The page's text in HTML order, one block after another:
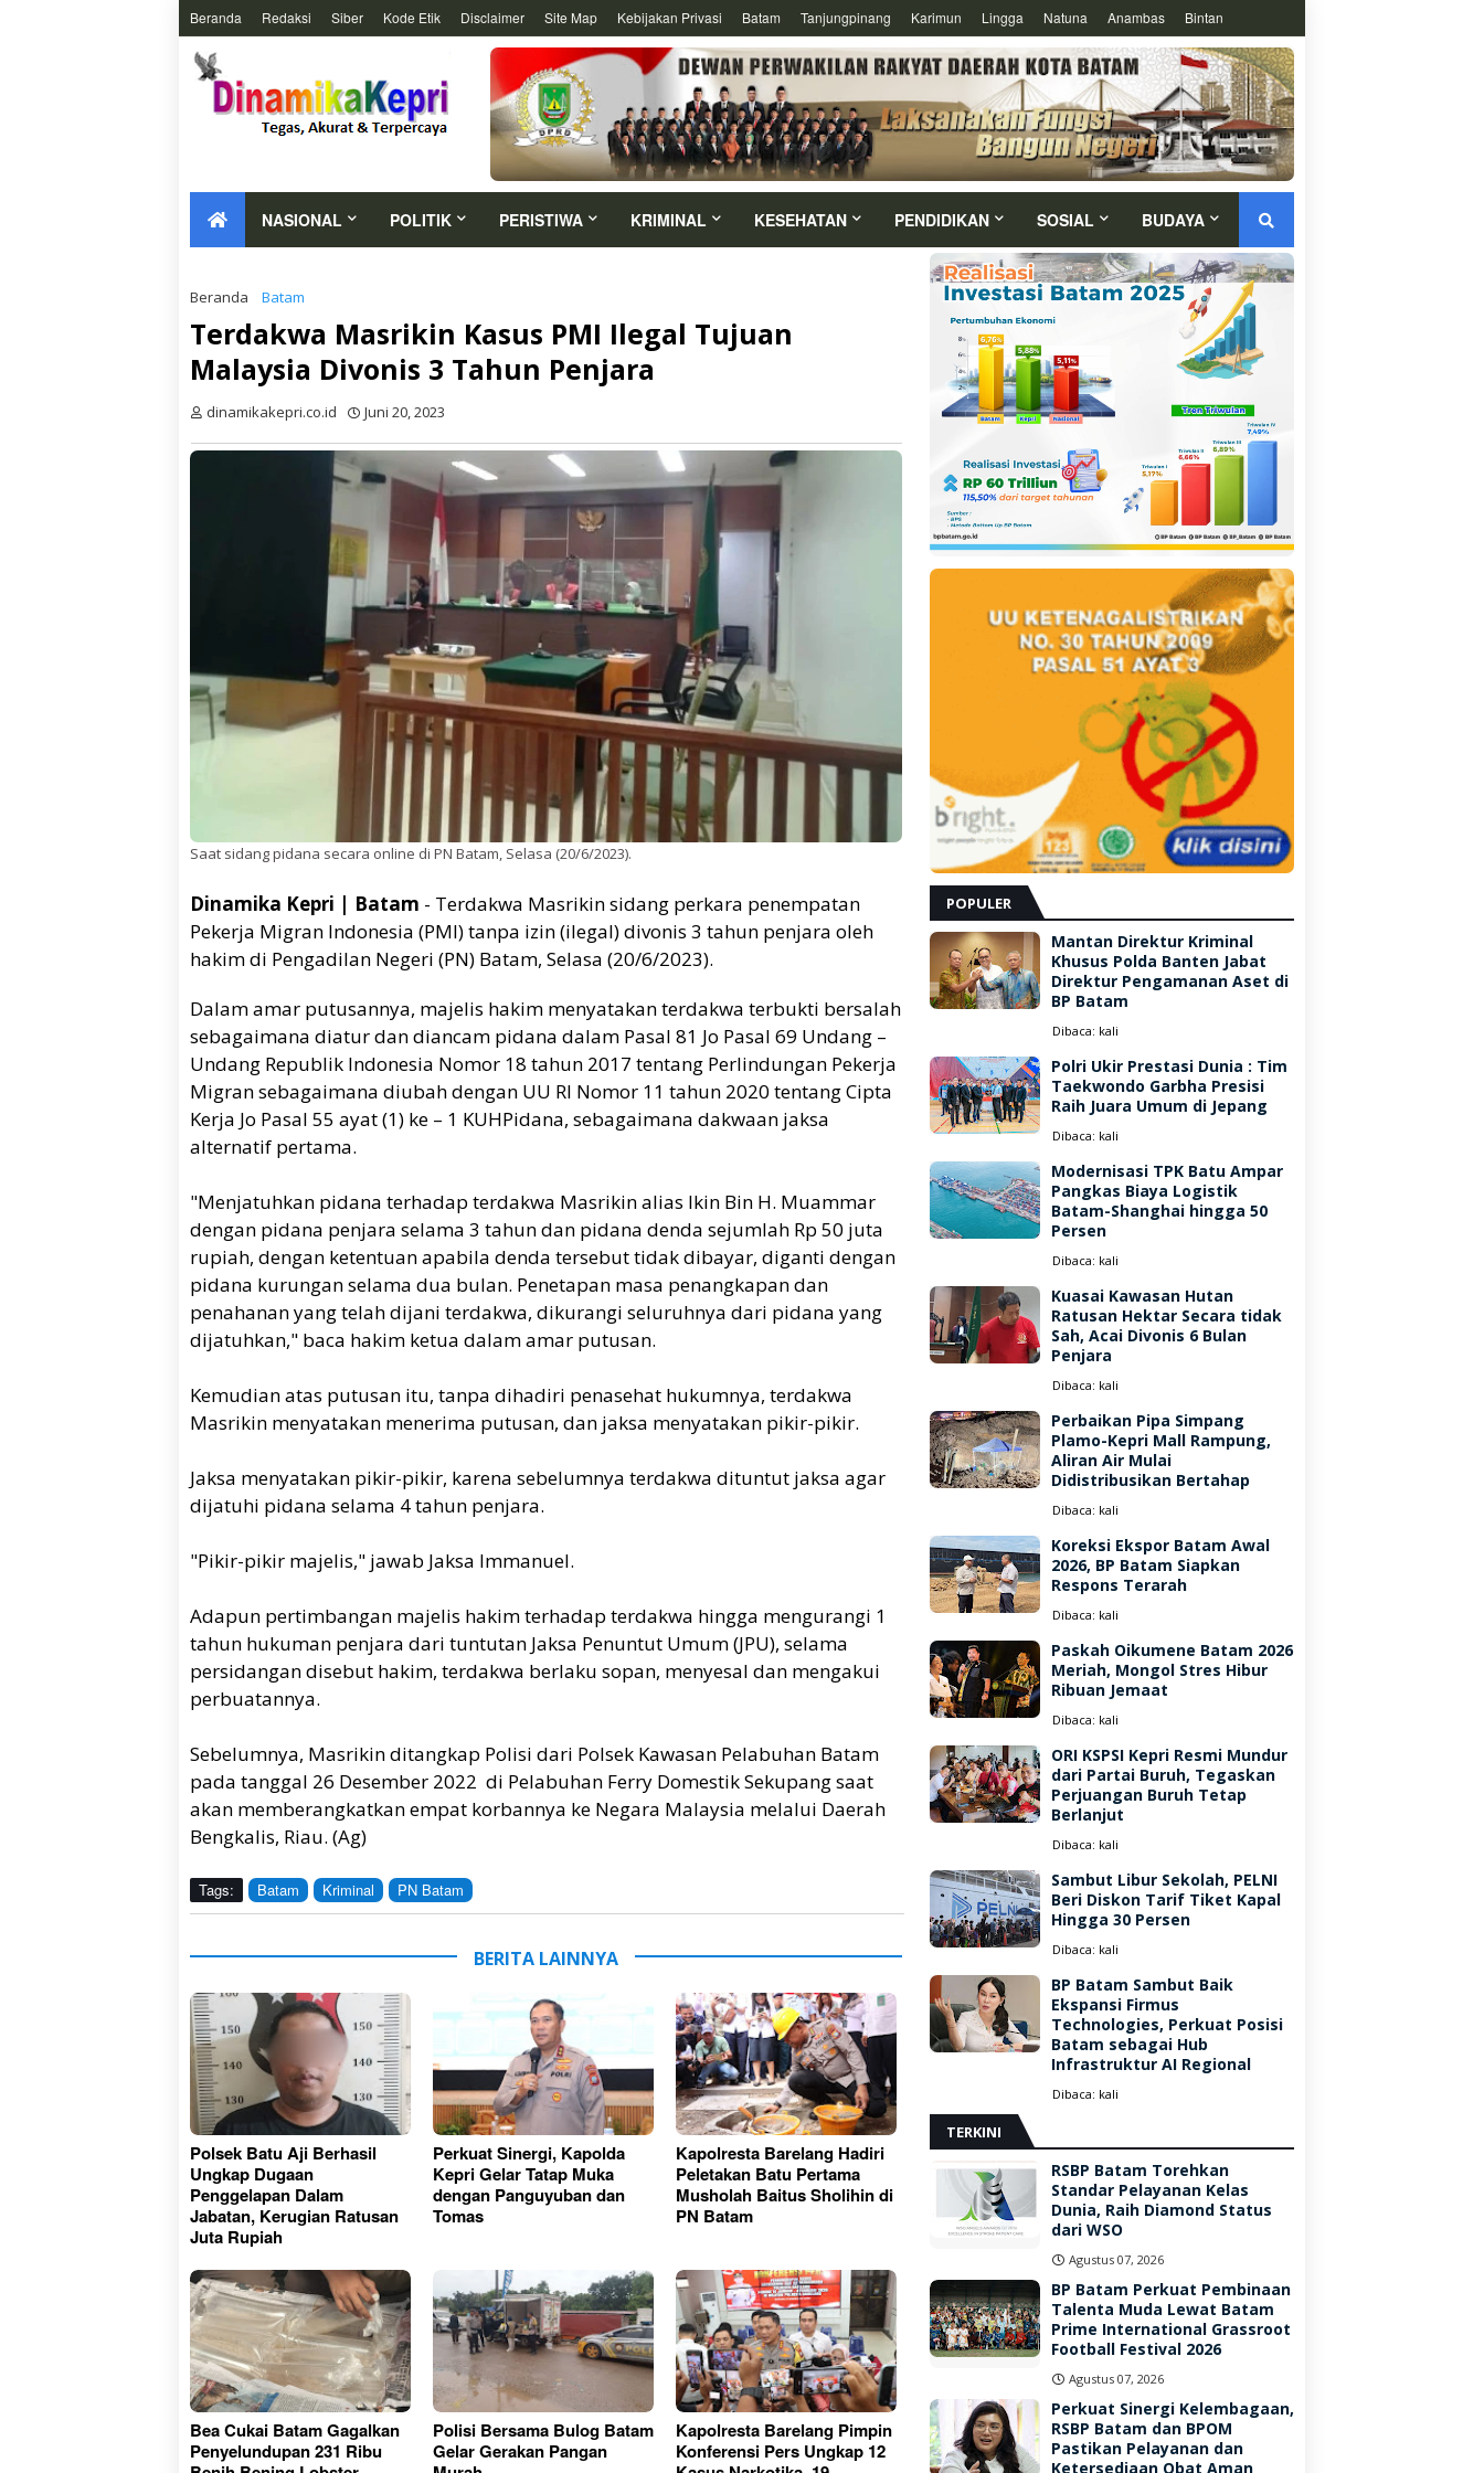
Beranda Redaksi Siber Kode Etik Disclaimer Site Map Kebijakan Privasi Batam Tanjungpinang Karimun Lingga Natuna Anambas Bintan
NASIONAL POLITIK PERISTIWA KRIMINAL KESEHATAN PENDIDIKAN SOSIAL BUDAYA
Beranda Batam
Terdakwa Masrikin Kasus PMI Ilegal Tujuan
Malaysia Divonis 3 Tahun Penjara
dinamikakepri.co.id Juni 20, 2023
Saat sidang pidana secara online di PN Batam, Selasa (20/6/2023).
Dinamika Kepri | Batam - Terdakwa Masrikin sidang perkara penempatan
Pekerja Migran Indonesia (PMI) tanpa izin (ilegal) divonis 3 tahun penjara oleh
hakim di Pengadilan Negeri (PN) Batam, Selasa (20/6/2023).
Dalam amar putusannya, majelis hakim menyatakan terdakwa terbukti bersalah
sebagaimana diatur dan diancam pidana dalam Pasal 81 Jo Pasal 69 Undang –
Undang Republik Indonesia Nomor 18 tahun 2017 tentang Perlindungan Pekerja
Migran sebagaimana diubah dengan UU RI Nomor 11 tahun 2020 tentang Cipta
Kerja Jo Pasal 55 ayat (1) ke – 1 KUHPidana, sebagaimana dakwaan jaksa
alternatif pertama.
"Menjatuhkan pidana terhadap terdakwa Masrikin alias Ikin Bin H. Muammar
dengan pidana penjara selama 3 tahun dan pidana denda sejumlah Rp 50 juta
rupiah, dengan ketentuan apabila denda tersebut tidak dibayar, diganti dengan
pidana kurungan selama dua bulan. Penetapan masa penangkapan dan
penahanan yang telah dijani terdakwa, dikurangi seluruhnya dari pidana yang
dijatuhkan," baca hakim ketua dalam amar putusan.
Kemudian atas putusan itu, tanpa dihadiri penasehat hukumnya, terdakwa
Masrikin menyatakan menerima putusan, dan jaksa menyatakan pikir-pikir.
Jaksa menyatakan pikir-pikir, karena sebelumnya terdakwa dituntut jaksa agar
dijatuhi pidana selama 4 tahun penjara.
"Pikir-pikir majelis," jawab Jaksa Immanuel.
Adapun pertimbangan majelis hakim terhadap terdakwa hingga mengurangi 1
tahun hukuman penjara dari tuntutan Jaksa Penuntut Umum (JPU), selama
persidangan disebut hakim, terdakwa berlaku sopan, menyesal dan mengakui
perbuatannya.
Sebelumnya, Masrikin ditangkap Polisi dari Polsek Kawasan Pelabuhan Batam
pada tanggal 26 Desember 2022 di Pelabuhan Ferry Domestik Sekupang saat
akan memberangkatkan empat korbannya ke Negara Malaysia melalui Daerah
Bengkalis, Riau. (Ag)
Tags: Batam Kriminal PN Batam
BERITA LAINNYA
Polsek Batu Aji Berhasil
Ungkap Dugaan
Penggelapan Dalam
Jabatan, Kerugian Ratusan
Juta Rupiah
Perkuat Sinergi, Kapolda
Kepri Gelar Tatap Muka
dengan Panguyuban dan
Tomas
Kapolresta Barelang Hadiri
Peletakan Batu Pertama
Musholah Baitus Sholihin di
PN Batam
Bea Cukai Batam Gagalkan
Penyelundupan 231 Ribu
Polisi Bersama Bulog Batam
Gelar Gerakan Pangan
Kapolresta Barelang Pimpin
Konferensi Pers Ungkap 12
POPULER
Mantan Direktur Kriminal
Khusus Polda Banten Jabat
Direktur Pengamanan Aset di
BP Batam
Dibaca: kali
Polri Ukir Prestasi Dunia : Tim
Taekwondo Garbha Presisi
Raih Juara Umum di Jepang
Dibaca: kali
Modernisasi TPK Batu Ampar
Pangkas Biaya Logistik
Batam-Shanghai hingga 50
Persen
Dibaca: kali
Kuasai Kawasan Hutan
Ratusan Hektar Secara tidak
Sah, Acai Divonis 6 Bulan
Penjara
Dibaca: kali
Perbaikan Pipa Simpang
Plamo-Kepri Mall Rampung,
Aliran Air Mulai
Didistribusikan Bertahap
Dibaca: kali
Koreksi Ekspor Batam Awal
2026, BP Batam Siapkan
Respons Terarah
Dibaca: kali
Paskah Oikumene Batam 2026
Meriah, Mongol Stres Hibur
Ribuan Jemaat
Dibaca: kali
ORI KSPSI Kepri Resmi Mundur
dari Partai Buruh, Tegaskan
Perjuangan Buruh Tetap
Berlanjut
Dibaca: kali
Sambut Libur Sekolah, PELNI
Beri Diskon Tarif Tiket Kapal
Hingga 30 Persen
Dibaca: kali
BP Batam Sambut Baik
Ekspansi Firmus
Technologies, Perkuat Posisi
Batam sebagai Hub
Infrastruktur AI Regional
Dibaca: kali
TERKINI
RSBP Batam Torehkan
Standar Pelayanan Kelas
Dunia, Raih Diamond Status
dari WSO
Agustus 07, 2026
BP Batam Perkuat Pembinaan
Talenta Muda Lewat Batam
Prime International Grassroot
Football Festival 2026
Agustus 07, 2026
Perkuat Sinergi Kelembagaan,
RSBP Batam dan BPOM
Pastikan Pelayanan dan
Ketersediaan Obat Aman